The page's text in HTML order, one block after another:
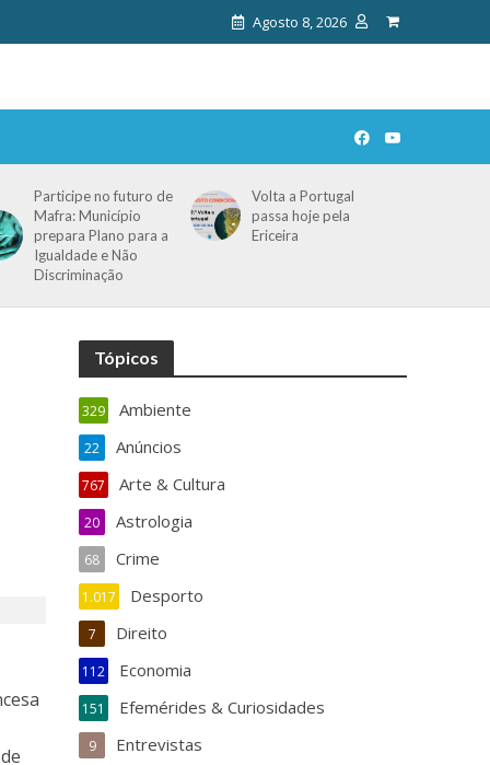
Agosto 8, 2026
Participe no futuro de
Mafra: Município
prepara Plano para a
Igualdade e Não
Discriminação
Volta a Portugal
passa hoje pela
Ericeira
Tópicos
Ambiente
329
Anúncios
22
Arte & Cultura
767
Astrologia
20
Crime
68
Desporto
1.017
Direito
7
Economia
112
Efemérides & Curiosidades
151
Entrevistas
9